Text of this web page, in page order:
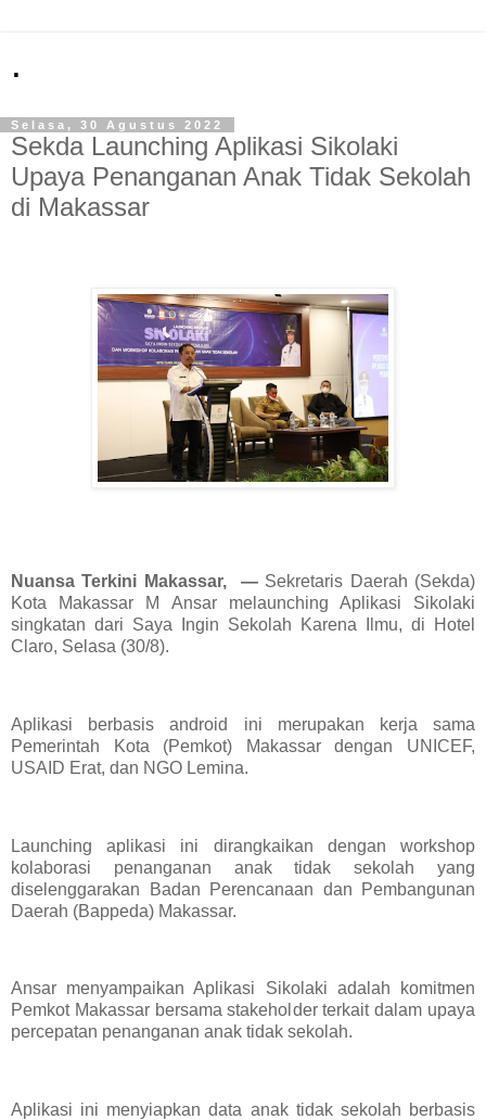
.
Selasa, 30 Agustus 2022
Sekda Launching Aplikasi Sikolaki
Upaya Penanganan Anak Tidak Sekolah
di Makassar
Nuansa Terkini Makassar, — Sekretaris Daerah (Sekda)
Kota Makassar M Ansar melaunching Aplikasi Sikolaki
singkatan dari Saya Ingin Sekolah Karena Ilmu, di Hotel
Claro, Selasa (30/8).
Aplikasi berbasis android ini merupakan kerja sama
Pemerintah Kota (Pemkot) Makassar dengan UNICEF,
USAID Erat, dan NGO Lemina.
Launching aplikasi ini dirangkaikan dengan workshop
kolaborasi penanganan anak tidak sekolah yang
diselenggarakan Badan Perencanaan dan Pembangunan
Daerah (Bappeda) Makassar.
Ansar menyampaikan Aplikasi Sikolaki adalah komitmen
Pemkot Makassar bersama stakeholder terkait dalam upaya
percepatan penanganan anak tidak sekolah.
Aplikasi ini menyiapkan data anak tidak sekolah berbasis